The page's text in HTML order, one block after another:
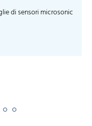
di sensori microsonic